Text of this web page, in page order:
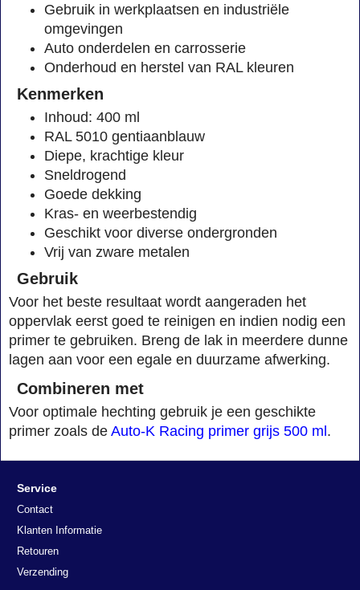
Gebruik in werkplaatsen en industriële
omgevingen
Auto onderdelen en carrosserie
Onderhoud en herstel van RAL kleuren
Kenmerken
Inhoud: 400 ml
RAL 5010 gentiaanblauw
Diepe, krachtige kleur
Sneldrogend
Goede dekking
Kras- en weerbestendig
Geschikt voor diverse ondergronden
Vrij van zware metalen
Gebruik
Voor het beste resultaat wordt aangeraden het
oppervlak eerst goed te reinigen en indien nodig een
primer te gebruiken. Breng de lak in meerdere dunne
lagen aan voor een egale en duurzame afwerking.
Combineren met
Voor optimale hechting gebruik je een geschikte
primer zoals de Auto-K Racing primer grijs 500 ml .
Service
Contact
Klanten Informatie
Retouren
Verzending